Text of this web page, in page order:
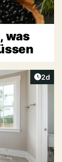
was
2d